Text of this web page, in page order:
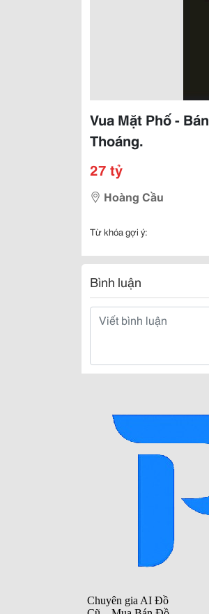
Vua Mặt Phố -
Thoáng.
27 tỷ
Hoàng Cầu
Từ khóa gợi ý:
Bình luận